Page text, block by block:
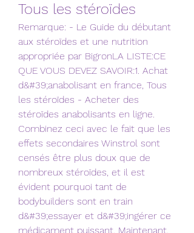
Tous les stéroïdes
Remarque: - Le Guide du débutant
aux stéroïdes et une nutrition
appropriée par BigronLA LISTE:CE
QUE VOUS DEVEZ SAVOIR:1. Achat
d&#39;anabolisant en france, Tous
les stéroïdes - Acheter des
stéroïdes anabolisants en ligne.
Combinez ceci avec le fait que les
effets secondaires Winstrol sont
censés être plus doux que de
nombreux stéroïdes, et il est
évident pourquoi tant de
bodybuilders sont en train
d&#39;essayer et d&#39;ingérer ce
médicament puissant. Maintenant,